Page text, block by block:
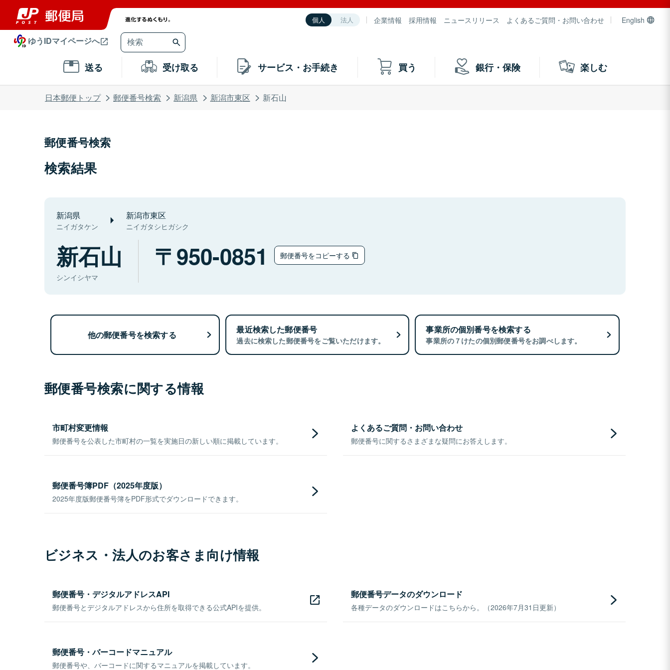
個人 法人 企業情報 採用情報 ニュースリリース よくあるご質問・お問い合わせ English
ゆうIDマイページへ
送る 受け取る サービス・お手続き 買う 銀行・保険 楽しむ
日本郵便トップ 郵便番号検索 新潟県 新潟市東区 新石山
郵便番号検索
検索結果
新潟県
ニイガタケン
新潟市東区
ニイガタシヒガシク
新石山
シンイシヤマ
950-0851 郵便番号をコピーする
他の郵便番号を検索する 最近検索した郵便番号
過去に検索した郵便番号をご覧いただけます。
事業所の個別番号を検索する
事業所の７けたの個別郵便番号をお調べします。
郵便番号検索に関する情報
市町村変更情報
郵便番号を公表した市町村の一覧を実施日の新しい順に掲載しています。
よくあるご質問・お問い合わせ
郵便番号に関するさまざまな疑問にお答えします。
郵便番号簿PDF（2025年度版）
2025年度版郵便番号簿をPDF形式でダウンロードできます。
ビジネス・法人のお客さま向け情報
郵便番号・デジタルアドレスAPI
郵便番号とデジタルアドレスから住所を取得できる公式APIを提供。
郵便番号データのダウンロード
各種データのダウンロードはこちらから。（2026年7月31日更新）
郵便番号・バーコードマニュアル
郵便番号や、バーコードに関するマニュアルを掲載しています。